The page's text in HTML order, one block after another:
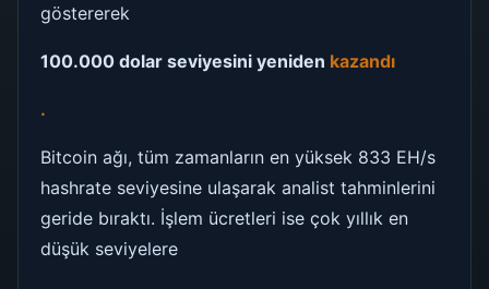
göstererek
100.000 dolar seviyesini yeniden kazandı
.
Bitcoin ağı, tüm zamanların en yüksek 833 EH/s
hashrate seviyesine ulaşarak analist tahminlerini
geride bıraktı. İşlem ücretleri ise çok yıllık en
düşük seviyelere